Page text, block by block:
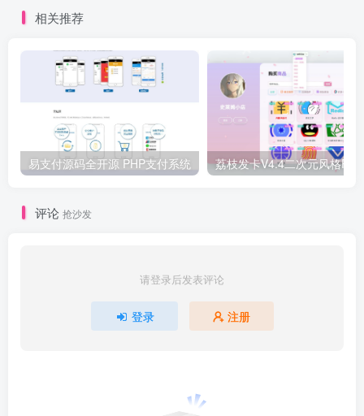
相关推荐
易支付源码全开源 PHP支付系统
评论 抢沙发
请登录后发表评论
登录 注册